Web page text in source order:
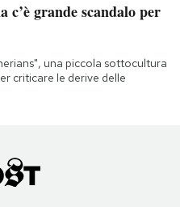
grande scandalo per
una piccola sottocultura
criticare le derive delle